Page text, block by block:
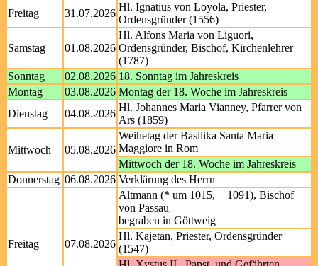
Freitag
31.07.2026
Hl. Ignatius von Loyola, Priester,
Ordensgründer (1556)
Samstag 01.08.2026
Hl. Alfons Maria von Liguori,
Ordensgründer, Bischof, Kirchenlehrer
(1787)
Sonntag
02.08.2026 18. Sonntag im Jahreskreis
Montag
03.08.2026 Montag der 18. Woche im Jahreskreis
Dienstag
04.08.2026
Hl. Johannes Maria Vianney, Pfarrer von
Ars (1859)
Mittwoch 05.08.2026
Weihetag der Basilika Santa Maria
Maggiore in Rom
Mittwoch der 18. Woche im Jahreskreis
Donnerstag 06.08.2026 Verklärung des Herrn
Freitag 07.08.2026
Altmann (* um 1015, + 1091), Bischof
von Passau
begraben in Göttweig
Hl. Kajetan, Priester, Ordensgründer
(1547)